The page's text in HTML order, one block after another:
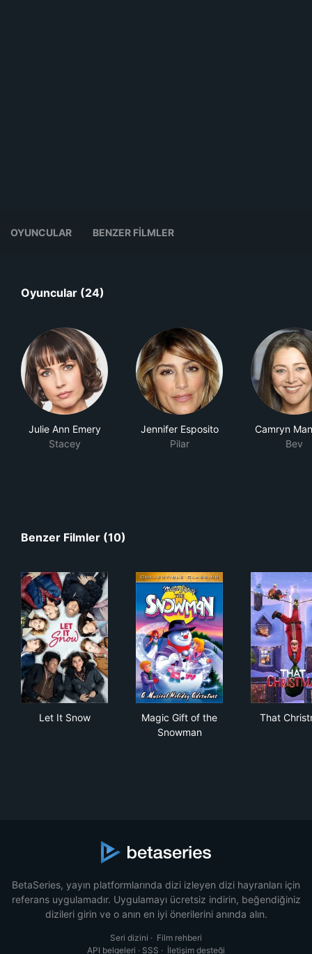
OYUNCULAR BENZER FILMLER
Oyuncular (24)
Julie Ann Emery
Stacey
Jennifer Esposito
Pilar
Camryn
Bev
Benzer Filmler (10)
Let It Snow
Magic Gift of the
Snowman
That
BetaSeries, yayın platformlarında dizi izleyen dizi hayranları için
referans uygulamadır. Uygulamayı ücretsiz indirin, beğendiğiniz
dizileri girin ve o anın en iyi önerilerini anında alın.
Seri dizini · Film rehberi
API belgeleri · SSS · İletişim desteği